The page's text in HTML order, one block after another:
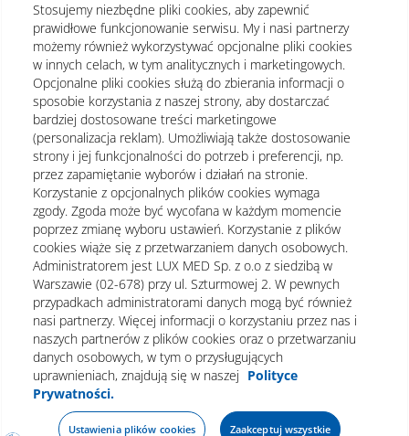
Polityka prywatności Notka prawna
Dane osobowe Mapa strony
Oświadczenie o dostępności
Stosujemy niezbędne pliki cookies, aby zapewnić
prawidłowe funkcjonowanie serwisu. My i nasi partnerzy
możemy również wykorzystywać opcjonalne pliki cookies
w innych celach, w tym analitycznych i marketingowych.
Opcjonalne pliki cookies służą do zbierania informacji o
sposobie korzystania z naszej strony, aby dostarczać
bardziej dostosowane treści marketingowe
(personalizacja reklam). Umożliwiają także dostosowanie
strony i jej funkcjonalności do potrzeb i preferencji, np.
przez zapamiętanie wyborów i działań na stronie.
Korzystanie z opcjonalnych plików cookies wymaga
zgody. Zgoda może być wycofana w każdym momencie
poprzez zmianę wyboru ustawień. Korzystanie z plików
cookies wiąże się z przetwarzaniem danych osobowych.
Administratorem jest LUX MED Sp. z o.o z siedzibą w
Warszawie (02-678) przy ul. Szturmowej 2. W pewnych
przypadkach administratorami danych mogą być również
nasi partnerzy. Więcej informacji o korzystaniu przez nas i
naszych partnerów z plików cookies oraz o przetwarzaniu
danych osobowych, w tym o przysługujących
uprawnieniach, znajdują się w naszej Polityce
Prywatności.
Ustawienia plików cookies Zaakceptuj wszystkie